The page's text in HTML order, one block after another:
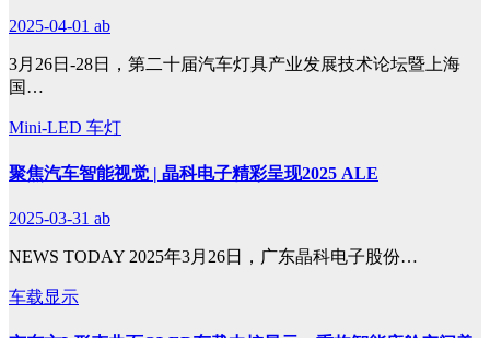
2025-04-01 ab
3月26日-28日，第二十届汽车灯具产业发展技术论坛暨上海
国…
Mini-LED 车灯
聚焦汽车智能视觉 | 晶科电子精彩呈现2025 ALE
2025-03-31 ab
NEWS TODAY 2025年3月26日，广东晶科电子股份…
车载显示